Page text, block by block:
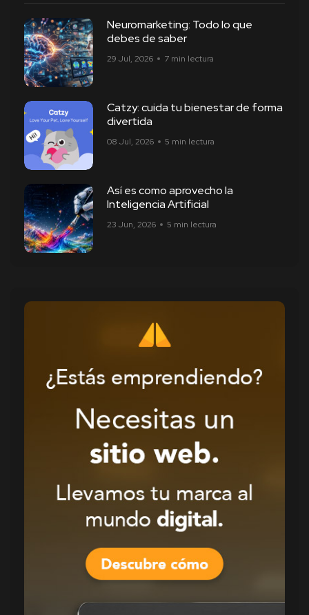
Neuromarketing: Todo lo que
debes de saber
29 Jul, 2026 7 min lectura
Catzy: cuida tu bienestar de forma
divertida
08 Jul, 2026 5 min lectura
Así es como aprovecho la
Inteligencia Artificial
23 Jun, 2026 5 min lectura